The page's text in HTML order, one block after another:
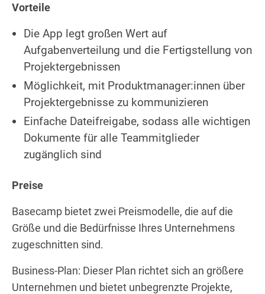
Vorteile
Die App legt großen Wert auf
Aufgabenverteilung und die Fertigstellung von
Projektergebnissen
Möglichkeit, mit Produktmanager:innen über
Projektergebnisse zu kommunizieren
Einfache Dateifreigabe, sodass alle wichtigen
Dokumente für alle Teammitglieder
zugänglich sind
Preise
Basecamp bietet zwei Preismodelle, die auf die
Größe und die Bedürfnisse Ihres Unternehmens
zugeschnitten sind.
Business-Plan: Dieser Plan richtet sich an größere
Unternehmen und bietet unbegrenzte Projekte,